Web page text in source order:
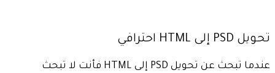
تحويل PSD إلى HTML احترافي
عندما تبحث عن تحويل PSD إلى HTML فأنت لا تبحث